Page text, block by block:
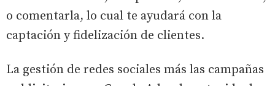
o comentarla, lo cual te ayudará con la
captación y fidelización de clientes.
La gestión de redes sociales más las campañas